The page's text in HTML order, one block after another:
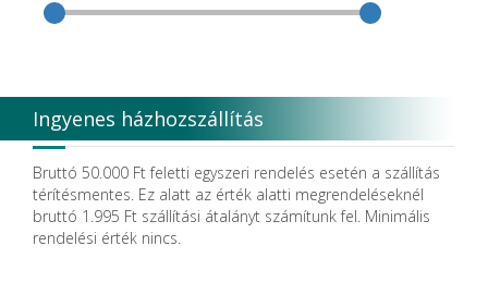
Coxo Medical Instrument Co. Ltd.
Degradable Solutions AG
DELTA RT.
Dendia GmbH
DenMat Holdings, LLC
Dental Film srl.
Dental Pacific
Dentis
Ingyenes házhozszállítás
Bruttó 50.000 Ft feletti egyszeri rendelés esetén a szállítás
térítésmentes. Ez alatt az érték alatti megrendeléseknél
bruttó 1.995 Ft szállítási átalányt számítunk fel. Minimális
rendelési érték nincs.